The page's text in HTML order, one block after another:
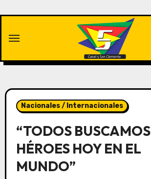
contenido
Nacionales / Internacionales
“TODOS BUSCAMOS
HÉROES HOY EN EL
MUNDO”